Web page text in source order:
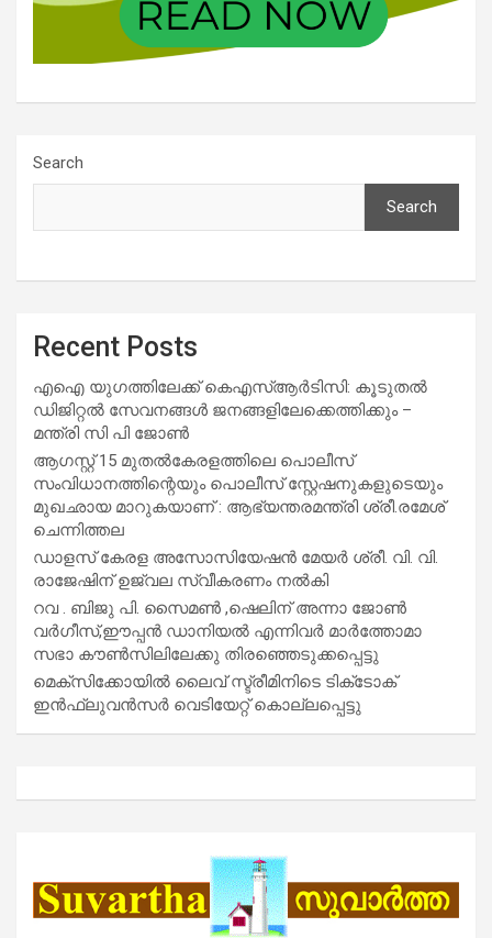
Search
Search
Recent Posts
എഐ യുഗത്തിലേക്ക് കെഎസ്ആർടിസി: കൂടുതൽ
ഡിജിറ്റൽ സേവനങ്ങൾ ജനങ്ങളിലേക്കെത്തിക്കും –
മന്ത്രി സി പി ജോൺ
ആഗസ്റ്റ് 15 മുതല്‍കേരളത്തിലെ പൊലീസ്
സംവിധാനത്തിന്റെയും പൊലീസ് സ്റ്റേഷനുകളുടെയും
മുഖഛായ മാറുകയാണ് : ആഭ്യന്തരമന്ത്രി ശ്രീ.രമേശ്
ചെന്നിത്തല
ഡാളസ് കേരള അസോസിയേഷൻ മേയർ ശ്രീ. വി. വി.
രാജേഷിന് ഉജ്വല സ്വീകരണം നൽകി
റവ . ബിജു പി. സൈമൺ ,ഷെലിന് അന്നാ ജോൺ
വർഗീസ്,ഈപ്പൻ ഡാനിയൽ എന്നിവർ മാർത്തോമാ
സഭാ കൗൺസിലിലേക്കു തിരഞ്ഞെടുക്കപ്പെട്ടു
മെക്സിക്കോയിൽ ലൈവ് സ്ട്രീമിനിടെ ടിക്‌ടോക്
ഇൻഫ്ലുവൻസർ വെടിയേറ്റ് കൊല്ലപ്പെട്ടു